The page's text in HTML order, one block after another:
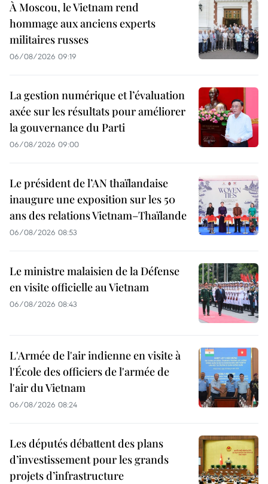
À Moscou, le Vietnam rend
hommage aux anciens experts
militaires russes
06/08/2026 09:19
La gestion numérique et l’évaluation
axée sur les résultats pour améliorer
la gouvernance du Parti
06/08/2026 09:00
Le président de l’AN thaïlandaise
inaugure une exposition sur les 50
ans des relations Vietnam–Thaïlande
06/08/2026 08:53
Le ministre malaisien de la Défense
en visite officielle au Vietnam
06/08/2026 08:43
L'Armée de l'air indienne en visite à
l'École des officiers de l'armée de
l'air du Vietnam
06/08/2026 08:24
Les députés débattent des plans
d’investissement pour les grands
projets d’infrastructure